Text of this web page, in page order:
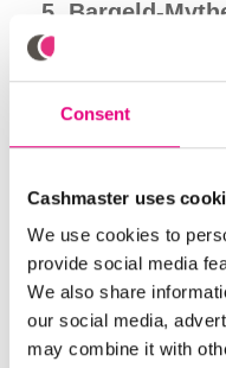
Consent
Cashmaster uses
We use cookies to
provide social media
We also share
our social media,
may combine it with
5. Bargeld-
Digitale
kosteneffektiv
Bei
so dass der
Einkaufs erhält.
Darüber hinaus
Cashmaster One